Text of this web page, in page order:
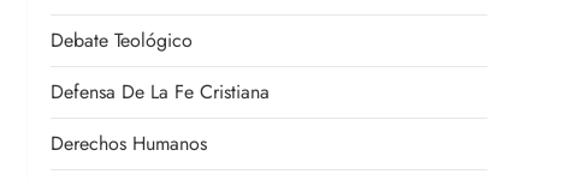
Debate Teológico
Defensa De La Fe Cristiana
Derechos Humanos